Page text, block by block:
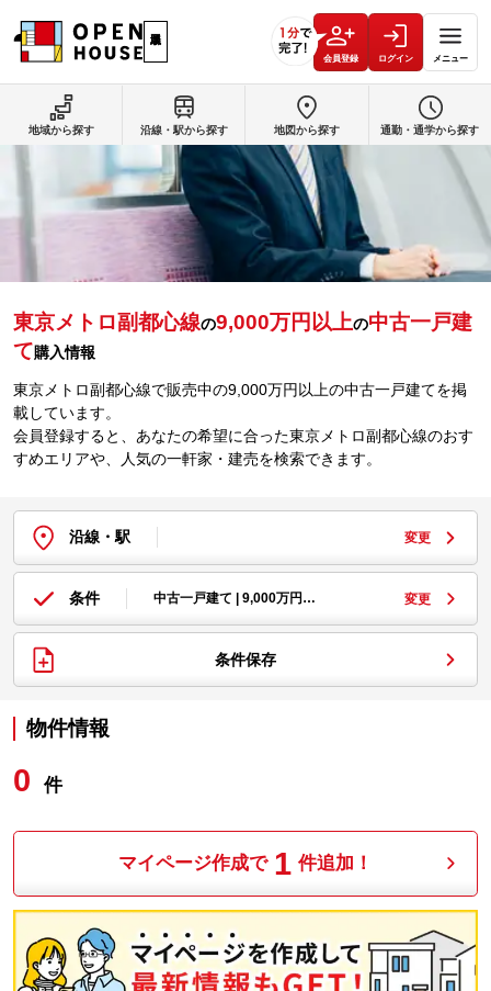
会員登録 ログイン メニュー
東京メトロ副都心線の9,000万円以上の中古一戸建
て購入情報
東京メトロ副都心線で販売中の9,000万円以上の中古一戸建てを掲
載しています。
会員登録すると、あなたの希望に合った東京メトロ副都心線のおす
すめエリアや、人気の一軒家・建売を検索できます。
沿線・駅 変更
条件 中古一戸建て | 9,000万円… 変更
条件保存
物件情報
0 件
マイページ作成で 1 件追加！
地域から探す 沿線・駅から探す 地図から探す 通勤・通学から探す